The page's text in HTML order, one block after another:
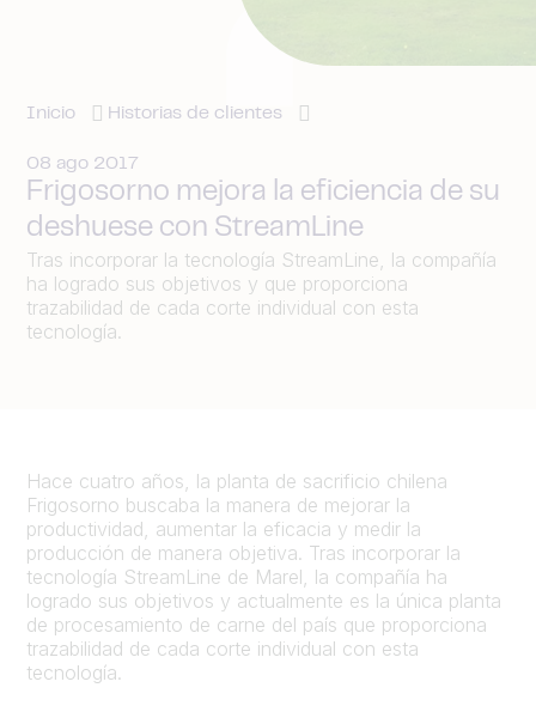
Inicio Historias de clientes
08 ago 2017
Frigosorno mejora la eficiencia de su
deshuese con StreamLine
Tras incorporar la tecnología StreamLine, la compañía
ha logrado sus objetivos y que proporciona
trazabilidad de cada corte individual con esta
tecnología.
Hace cuatro años, la planta de sacrificio chilena
Frigosorno buscaba la manera de mejorar la
productividad, aumentar la eficacia y medir la
producción de manera objetiva. Tras incorporar la
tecnología StreamLine de Marel, la compañía ha
logrado sus objetivos y actualmente es la única planta
de procesamiento de carne del país que proporciona
trazabilidad de cada corte individual con esta
tecnología.